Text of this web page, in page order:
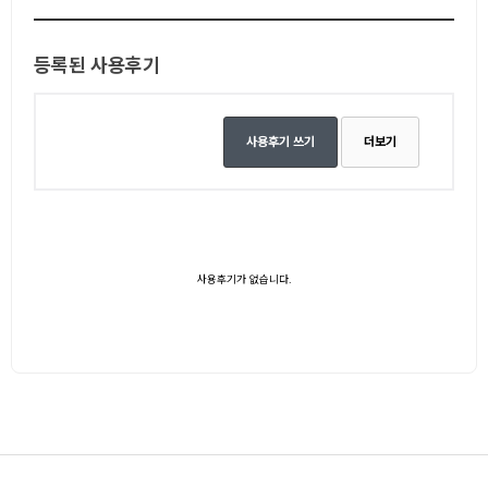
등록된 사용후기
사용후기 쓰기 더보기
사용후기가 없습니다.